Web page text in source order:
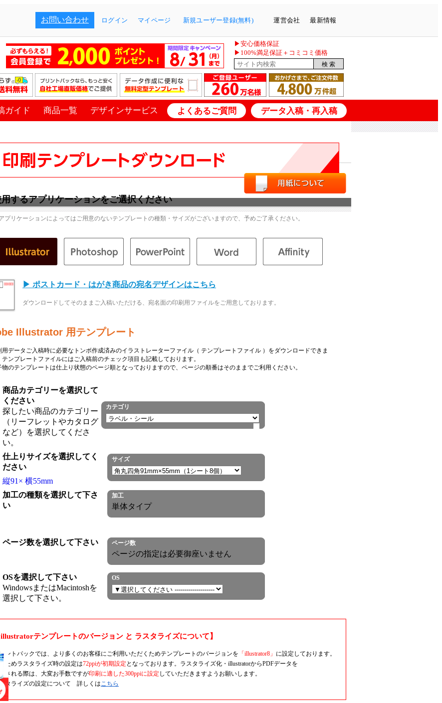
お問い合わせ ログイン マイページ 新規ユーザー登録(無料) 運営会社 最新情報
▶安心価格保証
▶100%満足保証＋コミコミ価格
ガイド 商品一覧 デザインサービス よくあるご質問 データ入稿・再入稿
するアプリケーションをご選択ください
プリケーションによってはご用意のないテンプレートの種類・サイズがございますので、予めご了承ください。
▶ ポストカード・はがき商品の宛名デザインはこちら
ダウンロードしてそのままご入稿いただける、宛名面の印刷用ファイルをご用意しております。
Illustrator 用テンプレート
用データご入稿時に必要なトンボ作成済みのイラストレーターファイル（ テンプレートファイル ）をダウンロードできま
テンプレートファイルにはご入稿前のチェック項目も記載しております。
物のテンプレートは仕上り状態のページ順となっておりますので、ページの順番はそのままでご利用ください。
商品カテゴリーを選択して
ください
探したい商品のカテゴリー
（リーフレットやカタログ
など）を選択してくださ
い。
カテゴリ
仕上りサイズを選択してく
ださい
縦91× 横55mm
サイズ
加工の種類を選択して下さ
い
加工
単体タイプ
ページ数を選択して下さい ページ数
ページの指定は必要御座いません
OSを選択して下さい
WindowsまたはMacintoshを
選択して下さい。
OS
illustratorテンプレートのバージョン と ラスタライズについて】
ントパックでは、より多くのお客様にご利用いただくためテンプレートのバージョンを 「illustrator8」 に設定しております。
ためラスタライズ時の設定は72ppiが初期設定 となっております。ラスタライズ化・illustratorからPDFデータを
成される際は、大変お手数ですが印刷に適した300ppiに設定 していただきますようお願いします。
タライズの設定について 詳しくは こちら